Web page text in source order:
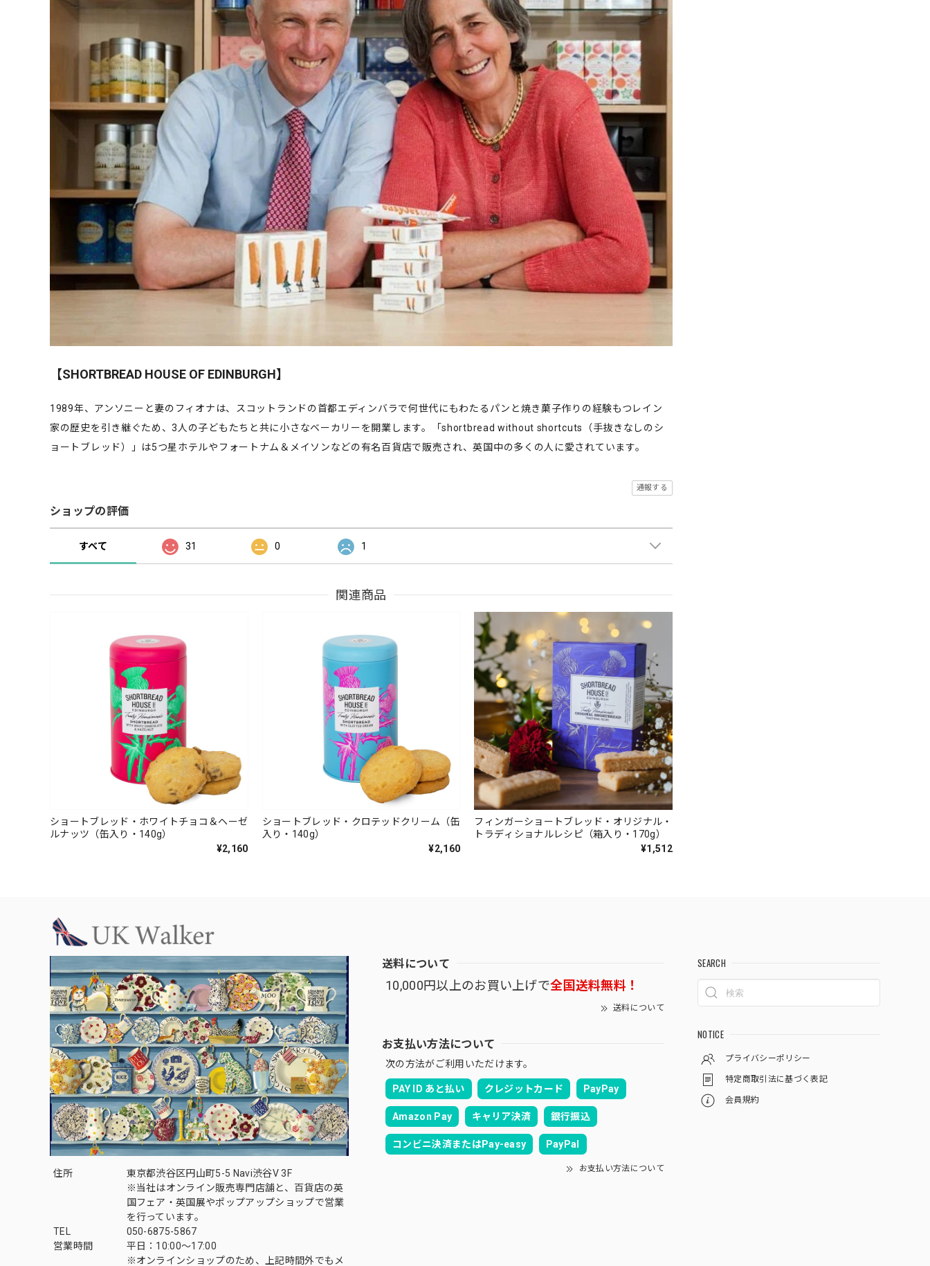
【SHORTBREAD HOUSE OF EDINBURGH】
1989年、アンソニーと妻のフィオナは、スコットランドの首都エディンバラで何世代にもわたるパンと焼き菓子作りの経験もつレイン
家の歴史を引き継ぐため、3人の子どもたちと共に小さなベーカリーを開業します。「shortbread without shortcuts（手抜きなしのシ
ョートブレッド）」は5つ星ホテルやフォートナム＆メイソンなどの有名百貨店で販売され、英国中の多くの人に愛されています。
通報する
ショップの評価
すべて 31 0 1
関連商品
ショートブレッド・ホワイトチョコ＆ヘーゼ
ルナッツ（缶入り・140g）
¥2,160
ショートブレッド・クロテッドクリーム（缶
入り・140g）
¥2,160
フィンガーショートブレッド・オリジナル・
トラディショナルレシピ（箱入り・170g）
¥1,512
住所
東京都渋谷区円山町5-5 Navi渋谷V 3F
※当社はオンライン販売専門店舗と、百貨店の英
国フェア・英国展やポップアップショップで営業
を行っています。
TEL
050-6875-5867
営業時間
平日：10:00～17:00
※オンラインショップのため、上記時間外でもメ
送料について
10,000円以上のお買い上げで全国送料無料！
送料について
お支払い方法について
次の方法がご利用いただけます。
PAY ID あと払い クレジットカード PayPay
Amazon Pay キャリア決済 銀行振込
コンビニ決済またはPay-easy PayPal
お支払い方法について
SEARCH
NOTICE
プライバシーポリシー
特定商取引法に基づく表記
会員規約